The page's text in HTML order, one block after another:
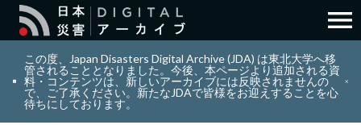
search 検索
layers コレクション
menu
この度、Japan Disasters Digital Archive (JDA) は東北大学へ移
管されることとなりました。今後、本ページより追加される資
料・コンテンツは、新しいアーカイブには反映されませんの
で、ご了承ください。新たなJDAで皆様をお迎えすることを心
待ちにしております。